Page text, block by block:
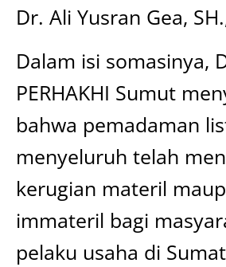
Dr. Ali Yusran Gea,
Dalam isi somasinya,
PERHAKHI Sumut
bahwa pemadaman
menyeluruh telah
kerugian materil
immateril bagi
pelaku usaha di